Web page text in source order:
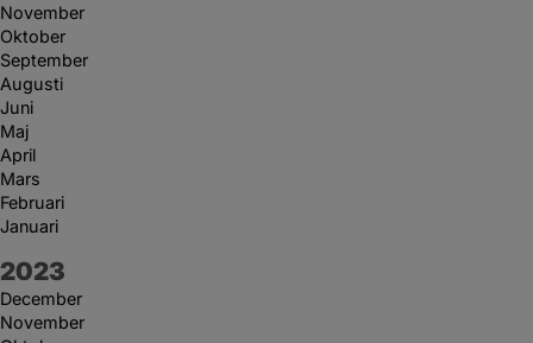
November
Oktober
September
Augusti
Juni
Maj
April
Mars
Februari
Januari
År:
2023
December
November